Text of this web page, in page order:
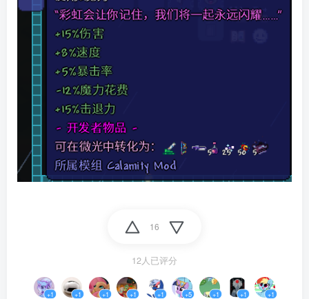
16
12人已评分
+1 +1 +1 +1 +1 +5 +1 +1 +1